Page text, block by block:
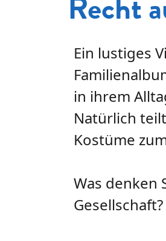
Ein lustiges
in ihrem
Natürlich
Kostüme
Was denken
Gesellschaft?